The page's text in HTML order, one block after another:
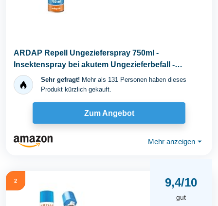
ARDAP Repell Ungezieferspray 750ml -
Insektenspray bei akutem Ungezieferbefall -
Abwehrend bei...
Sehr gefragt! Mehr als 131 Personen haben dieses
Produkt kürzlich gekauft.
Zum Angebot
Mehr anzeigen ⏷
2 9,4/10
gut